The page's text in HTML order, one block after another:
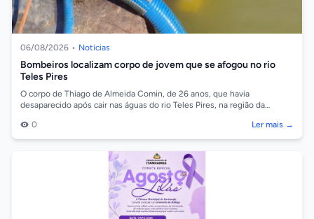
06/08/2026 • Notícias
Bombeiros localizam corpo de jovem que se afogou no rio
Teles Pires
O corpo de Thiago de Almeida Comin, de 26 anos, que havia
desaparecido após cair nas águas do rio Teles Pires, na região da
0
Ler mais →